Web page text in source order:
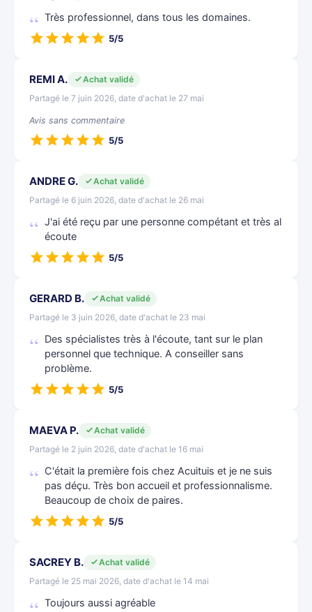
Très professionnel, dans tous les domaines.
5/5
REMI A.
Achat validé
Partagé le 7 juin 2026, date d'achat le 27 mai
Avis sans commentaire
5/5
ANDRE G.
Achat validé
Partagé le 6 juin 2026, date d'achat le 26 mai
J'ai été reçu par une personne compétant et très al
écoute
5/5
GERARD B.
Achat validé
Partagé le 3 juin 2026, date d'achat le 23 mai
Des spécialistes très à l'écoute, tant sur le plan
personnel que technique. A conseiller sans
problème.
5/5
MAEVA P.
Achat validé
Partagé le 2 juin 2026, date d'achat le 16 mai
C'était la première fois chez Acuituis et je ne suis
pas déçu. Très bon accueil et professionnalisme.
Beaucoup de choix de paires.
5/5
SACREY B.
Achat validé
Partagé le 25 mai 2026, date d'achat le 14 mai
Toujours aussi agréable